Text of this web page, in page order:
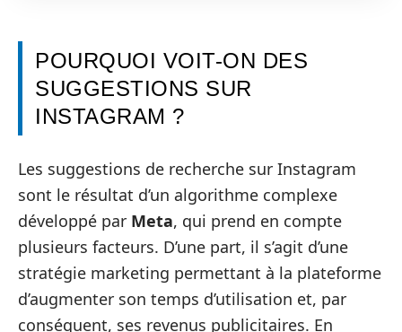
POURQUOI VOIT-ON DES
SUGGESTIONS SUR
INSTAGRAM ?
Les suggestions de recherche sur Instagram
sont le résultat d’un algorithme complexe
développé par Meta, qui prend en compte
plusieurs facteurs. D’une part, il s’agit d’une
stratégie marketing permettant à la plateforme
d’augmenter son temps d’utilisation et, par
conséquent, ses revenus publicitaires. En